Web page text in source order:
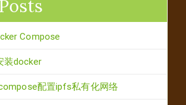
Compose
装docker
配置ipfs私有化网络